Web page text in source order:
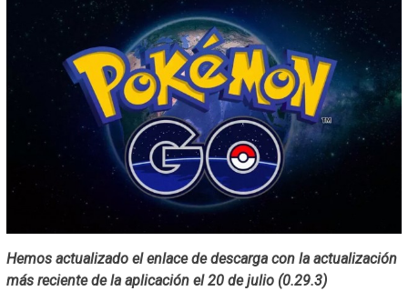
Hemos actualizado el enlace de descarga con la actualización
más reciente de la aplicación el 20 de julio (0.29.3)